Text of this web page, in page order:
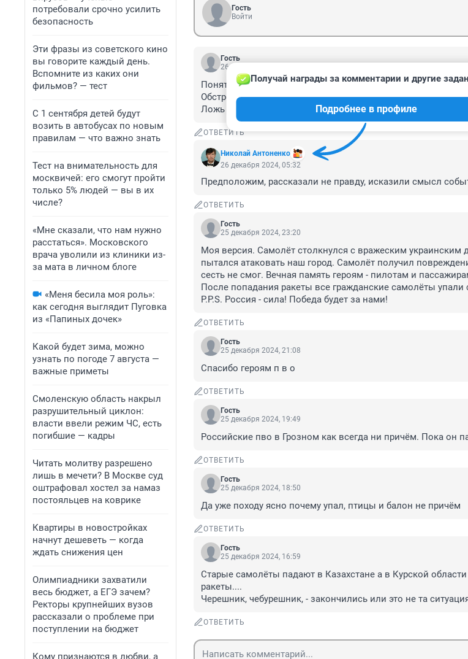
потребовали срочно усилить
безопасность
Эти фразы из советского кино
вы говорите каждый день.
Вспомните из каких они
фильмов? — тест
С 1 сентября детей будут
возить в автобусах по новым
правилам — что важно знать
Тест на внимательность для
москвичей: его смогут пройти
только 5% людей — вы в их
числе?
«Мне сказали, что нам нужно
расстаться». Московского
врача уволили из клиники из-
за мата в личном блоге
«Меня бесила моя роль»:
как сегодня выглядит Пуговка
из «Папиных дочек»
Какой будет зима, можно
узнать по погоде 7 августа —
важные приметы
Смоленскую область накрыл
разрушительный циклон:
власти ввели режим ЧС, есть
погибшие — кадры
Читать молитву разрешено
лишь в мечети? В Москве суд
оштрафовал хостел за намаз
постояльцев на коврике
Квартиры в новостройках
начнут дешеветь — когда
ждать снижения цен
Олимпиадники захватили
весь бюджет, а ЕГЭ зачем?
Ректоры крупнейших вузов
рассказали о проблеме при
поступлении на бюджет
Кому признаются в любви, а
Гость
Войти
Гость
26 декабря 2024, 11:14
Понятно, что ни птиц, ни баллона не было.
Обстреляли по ошибке и решили спрятать концы в воду,
Ложь - это то, к чему мы привыкли.
ОТВЕТИТЬ
Николай Антоненко
Получай награды за комментарии и другие
Подробнее в профиле
26 декабря 2024, 05:32
Предположим, рассказали не правду, исказили смысл
ОТВЕТИТЬ
Гость
25 декабря 2024, 23:20
Моя версия. Самолёт столкнулся с вражеским украинским
пытался атаковать наш город. Самолёт получил
сесть не смог. Вечная память героям - пилотам и
После попадания ракеты все гражданские самолёты упали
P.P.S. Россия - сила! Победа будет за нами!
ОТВЕТИТЬ
Гость
25 декабря 2024, 21:08
Спасибо героям п в о
ОТВЕТИТЬ
Гость
25 декабря 2024, 19:49
Российские пво в Грозном как всегда ни причём. Пока он
ОТВЕТИТЬ
Гость
25 декабря 2024, 18:50
Да уже походу ясно почему упал, птицы и балон не причём
ОТВЕТИТЬ
Гость
25 декабря 2024, 16:59
Старые самолёты падают в Казахстане а в Курской
ракеты....
Черешник, чебурешник, - закончились или это не та
ОТВЕТИТЬ